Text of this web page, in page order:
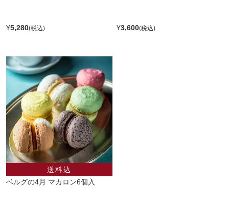
¥5,280 ¥3,600
ベルグの4月 マカロン6個入